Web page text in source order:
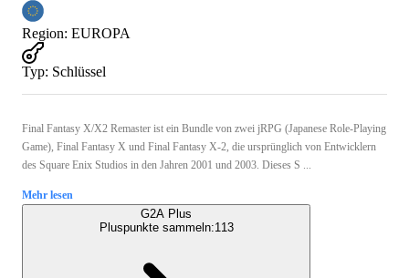
Region: EUROPA
Typ: Schlüssel
Final Fantasy X/X2 Remaster ist ein Bundle von zwei jRPG (Japanese Role-Playing
Game), Final Fantasy X und Final Fantasy X-2, die ursprünglich von Entwicklern
des Square Enix Studios in den Jahren 2001 und 2003. Dieses S ...
Mehr lesen
G2A Plus
Pluspunkte sammeln:113